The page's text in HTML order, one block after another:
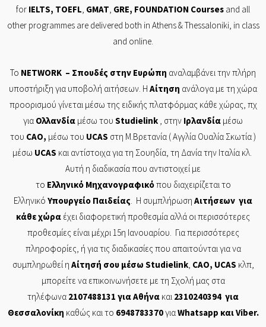
for IELTS, TOEFL, GMAT, GRE, FOUNDATION Courses and all
other programmes are delivered both in Athens & Thessaloniki, in class
and online.
Το NETWORK – Σπουδές στην Ευρώπη αναλαμβάνει την πλήρη
υποστήριξη για υποβολή αιτήσεων. Η Αίτηση ανάλογα με τη χώρα
προορισμού γίνεται μέσω της ειδικής πλατφόρμας κάθε χώρας, πχ
για Ολλανδία μέσω του Studielink , στην Ιρλανδία μέσω
του CAO, μέσω του UCAS στη Μ.Βρετανία ( Αγγλία Ουαλία Σκωτία )
μέσω UCAS και αντίστοιχα για τη Σουηδία, τη Δανία την Ιταλία κλ.
Αυτή η διαδικασία που αντιστοιχεί με
το Ελληνικό Μηχανογραφικόπου διαχειρίζεται το
Ελληνικό Υπουργείο Παιδείας. Η συμπλήρωση Αιτήσεων για
κάθε χώρα έχει διαφορετική προθεσμία αλλά οι περισσότερες
προθεσμίες είναι μέχρι 15η Ιανουαρίου. Για περισσότερες
πληροφορίες, ή για τις διαδικασίες που απαιτούνται για να
συμπληρωθεί η Αίτησή σου μέσω Studielink, CAO, UCAS κλπ,
μπορείτε να επικοινωνήσετε με τη Σχολή μας στα
τηλέφωνα 2107488131 για Αθήνα και 2310240394 για
Θεσσαλονίκη καθώς και το 6948783370γιαWhatsapp καιViber.